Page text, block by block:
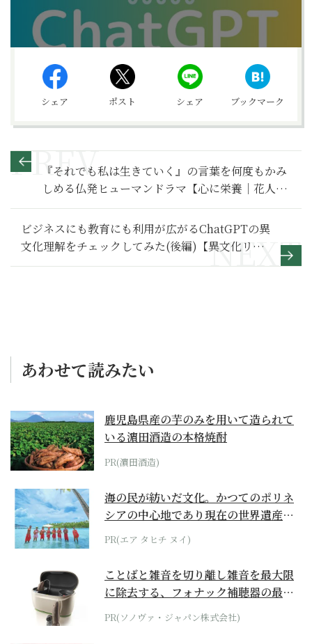
シェア ポスト シェア ブックマーク
『それでも私は生きていく』の言葉を何度もかみ
しめる仏発ヒューマンドラマ【心に栄養｜花人シ
アター】
ビジネスにも教育にも利用が広がるChatGPTの異
文化理解をチェックしてみた(後編)【異文化リテ
ラシー レッスン32】
あわせて読みたい
鹿児島県産の芋のみを用いて造られて
いる濵田酒造の本格焼酎
PR(濵田酒造)
海の民が紡いだ文化。かつてのポリネ
シアの中心地であり現在の世界遺産か
らみえてくる...
PR(エア タヒチ ヌイ)
ことばと雑音を切り離し雑音を最大限
に除去する、フォナック補聴器の最上
位モデル
PR(ソノヴァ・ジャパン株式会社)